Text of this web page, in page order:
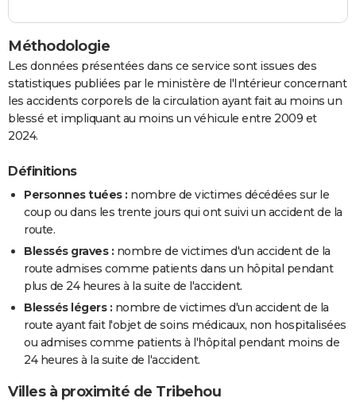
Méthodologie
Les données présentées dans ce service sont issues des
statistiques publiées par le ministère de l'Intérieur concernant
les accidents corporels de la circulation ayant fait au moins un
blessé et impliquant au moins un véhicule entre 2009 et
2024.
Définitions
Personnes tuées : nombre de victimes décédées sur le
coup ou dans les trente jours qui ont suivi un accident de la
route.
Blessés graves : nombre de victimes d'un accident de la
route admises comme patients dans un hôpital pendant
plus de 24 heures à la suite de l'accident.
Blessés légers : nombre de victimes d'un accident de la
route ayant fait l'objet de soins médicaux, non hospitalisées
ou admises comme patients à l'hôpital pendant moins de
24 heures à la suite de l'accident.
Villes à proximité de Tribehou